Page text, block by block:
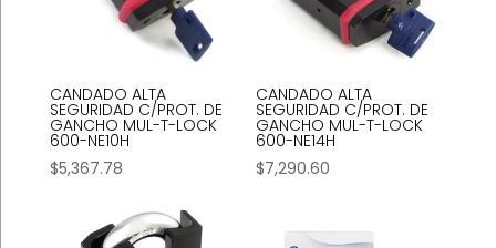
CANDADO ALTA
SEGURIDAD C/PROT. DE
GANCHO MUL-T-LOCK
600-NE10H
$5,367.78
CANDADO ALTA
SEGURIDAD C/PROT. DE
GANCHO MUL-T-LOCK
600-NE14H
$7,290.60